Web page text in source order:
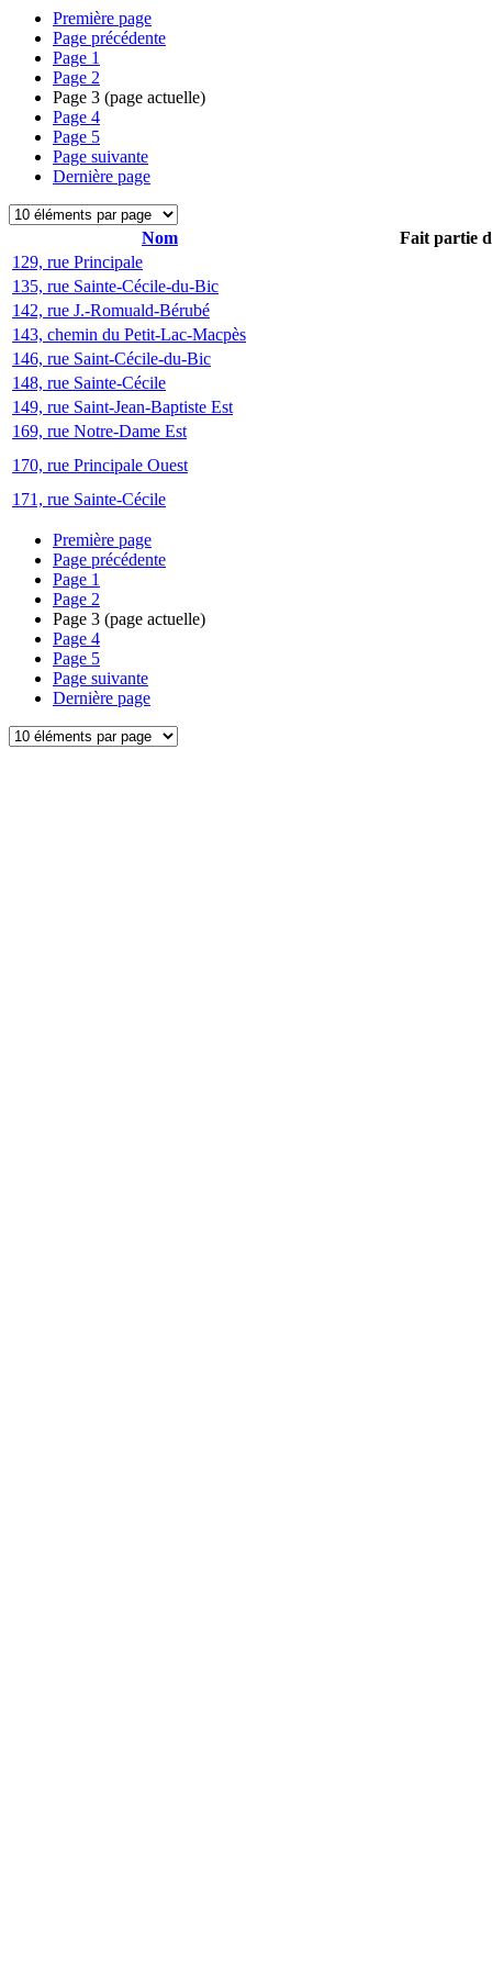
Première page
Page précédente
Page 1
Page 2
Page 3 (page actuelle)
Page 4
Page 5
Page suivante
Dernière page
Nom
Fait partie
129, rue Principale
135, rue Sainte-Cécile-du-Bic
142, rue J.-Romuald-Bérubé
143, chemin du Petit-Lac-Macpès
146, rue Saint-Cécile-du-Bic
148, rue Sainte-Cécile
149, rue Saint-Jean-Baptiste Est
169, rue Notre-Dame Est
170, rue Principale Ouest
171, rue Sainte-Cécile
Première page
Page précédente
Page 1
Page 2
Page 3 (page actuelle)
Page 4
Page 5
Page suivante
Dernière page